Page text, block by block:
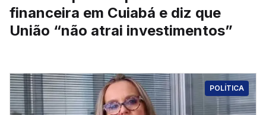
financeira em Cuiabá e diz que
União “não atrai investimentos”
POLÍTICA